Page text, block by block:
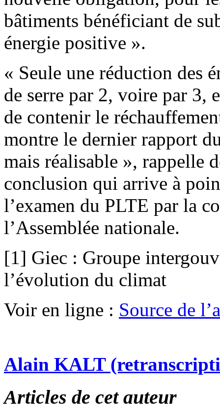
bâtiments bénéficiant de
énergie positive ».
« Seule une réduction des
de serre par 2, voire par 3,
de contenir le
montre le dernier rapport
mais réalisable », rappelle
conclusion qui arrive à
l’examen du PLTE par la
l’Assemblée nationale.
[1] Giec : Groupe
l’évolution du climat
Voir en ligne : Source de
Alain KALT
Articles de cet auteur